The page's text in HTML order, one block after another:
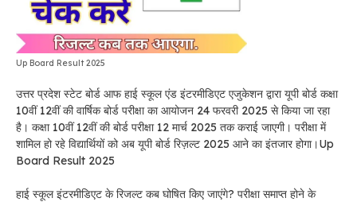
Up Board Result 2025
उत्तर प्रदेश स्टेट बोर्ड आफ हाई स्कूल एंड इंटरमीडिएट एजुकेशन द्वारा यूपी बोर्ड कक्षा
10वीं 12वीं की वार्षिक बोर्ड परीक्षा का आयोजन 24 फरवरी 2025 से किया जा रहा
है। कक्षा 10वीं 12वीं की बोर्ड परीक्षा 12 मार्च 2025 तक कराई जाएगी। परीक्षा में
शामिल हो रहे विद्यार्थियों को अब यूपी बोर्ड रिज़ल्ट 2025 आने का इंतजार होगा।Up
Board Result 2025
हाई स्कूल इंटरमीडिएट के रिजल्ट कब घोषित किए जाएंगे? परीक्षा समाप्त होने के